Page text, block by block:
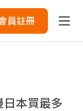
員註冊
本買最多